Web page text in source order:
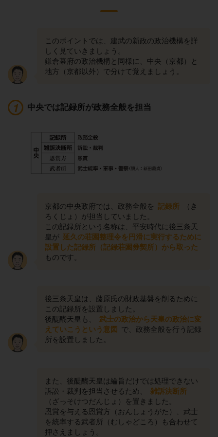
このポイントでは、建武の新政の政治機構を詳
しく見ていきましょう。
鎌倉幕府の政治機構と同様に、中央（京都）と
地方（京都以外）で分けて覚えましょう。
中央では記録所が政務全般を担当
京都の中央政府では、政務全般を 記録所
（き
ろくじょ）が担当していました。
この記録所という名称は、平安時代に後三条天
皇が 延久の荘園整理令を円滑に実行するために
設置した記録所（記録荘園券契所）から取った
ものです。
後三条天皇は、藤原氏の財政基盤を削るために
この記録所を設置しました。
後醍醐天皇も、
武士の政治から天皇の政治に変
えていこうという意図
で、政務全般を行う記録
所を設置しました。
また、後醍醐天皇は綸旨だけでは処理できない
訴訟・裁判を担当させるため、
雑訴決断所
（ざっそけつだんじょ）を置きました。
恩賞を与える恩賞方（おんしょうがた）、武士
を統率する武者所（むしゃどころ）も合わせて
押さえましょう。